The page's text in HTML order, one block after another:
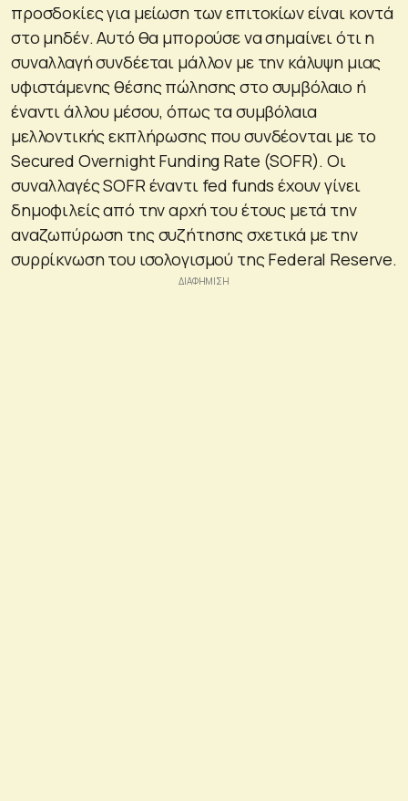
προσδοκίες για μείωση των επιτοκίων είναι κοντά
στο μηδέν. Αυτό θα μπορούσε να σημαίνει ότι η
συναλλαγή συνδέεται μάλλον με την κάλυψη μιας
υφιστάμενης θέσης πώλησης στο συμβόλαιο ή
έναντι άλλου μέσου, όπως τα συμβόλαια
μελλοντικής εκπλήρωσης που συνδέονται με το
Secured Overnight Funding Rate (SOFR). Οι
συναλλαγές SOFR έναντι fed funds έχουν γίνει
δημοφιλείς από την αρχή του έτους μετά την
αναζωπύρωση της συζήτησης σχετικά με την
συρρίκνωση του ισολογισμού της Federal Reserve.